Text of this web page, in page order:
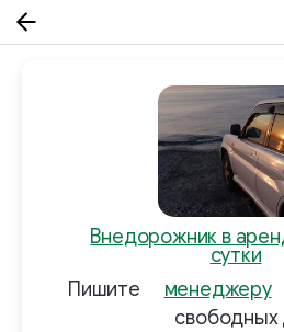
Внедорожник в
сутки
Пишите
менеджеру
свободных